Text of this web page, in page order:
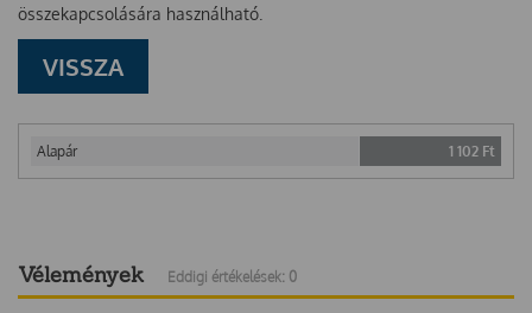
összekapcsolására használható.
VISSZA
Alapár 1 102 Ft
Vélemények Eddigi értékelések: 0